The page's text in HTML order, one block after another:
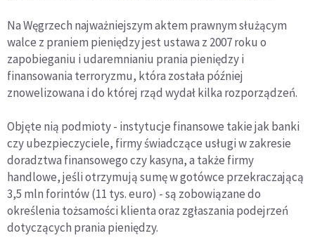
Na Węgrzech najważniejszym aktem prawnym służącym
walce z praniem pieniędzy jest ustawa z 2007 roku o
zapobieganiu i udaremnianiu prania pieniędzy i
finansowania terroryzmu, która została później
znowelizowana i do której rząd wydał kilka rozporządzeń.
Objęte nią podmioty - instytucje finansowe takie jak banki
czy ubezpieczyciele, firmy świadczące usługi w zakresie
doradztwa finansowego czy kasyna, a także firmy
handlowe, jeśli otrzymują sumę w gotówce przekraczającą
3,5 mln forintów (11 tys. euro) - są zobowiązane do
określenia tożsamości klienta oraz zgłaszania podejrzeń
dotyczących prania pieniędzy.